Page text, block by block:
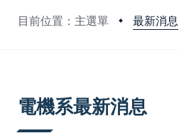
目前位置：主選單 最新消息
電機系最新消息